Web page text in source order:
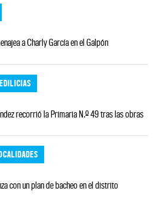
a Charly García en el Galpón
recorrió la Primaria N.º 49 tras las obras
con un plan de bacheo en el distrito